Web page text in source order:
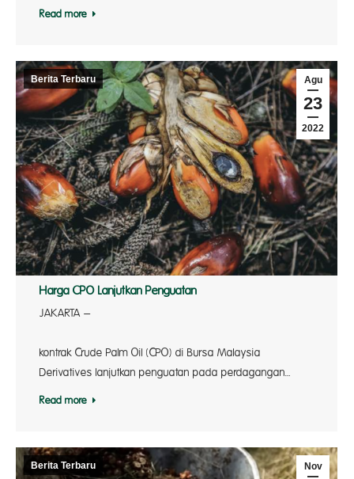
Read more
Agu
23
2022
Berita Terbaru
Harga CPO Lanjutkan Penguatan
JAKARTA –
kontrak Crude Palm Oil (CPO) di Bursa Malaysia
Derivatives lanjutkan penguatan pada perdagangan…
Read more
Nov
Berita Terbaru